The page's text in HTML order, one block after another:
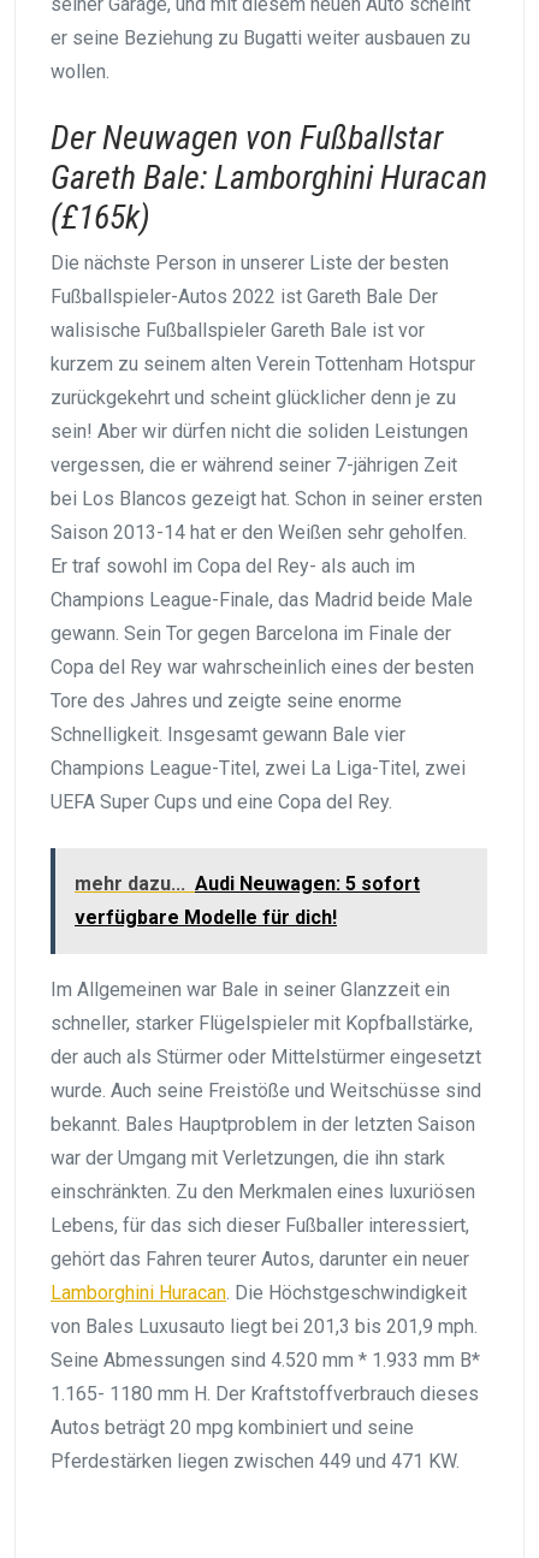
er seine Beziehung zu Bugatti weiter ausbauen zu
wollen.
Der Neuwagen von Fußballstar
Gareth Bale: Lamborghini Huracan
(£165k)
Die nächste Person in unserer Liste der besten
Fußballspieler-Autos 2022 ist Gareth Bale Der
walisische Fußballspieler Gareth Bale ist vor
kurzem zu seinem alten Verein Tottenham Hotspur
zurückgekehrt und scheint glücklicher denn je zu
sein! Aber wir dürfen nicht die soliden Leistungen
vergessen, die er während seiner 7-jährigen Zeit
bei Los Blancos gezeigt hat. Schon in seiner ersten
Saison 2013-14 hat er den Weißen sehr geholfen.
Er traf sowohl im Copa del Rey- als auch im
Champions League-Finale, das Madrid beide Male
gewann. Sein Tor gegen Barcelona im Finale der
Copa del Rey war wahrscheinlich eines der besten
Tore des Jahres und zeigte seine enorme
Schnelligkeit. Insgesamt gewann Bale vier
Champions League-Titel, zwei La Liga-Titel, zwei
UEFA Super Cups und eine Copa del Rey.
mehr dazu... Audi Neuwagen: 5 sofort
verfügbare Modelle für dich!
Im Allgemeinen war Bale in seiner Glanzzeit ein
schneller, starker Flügelspieler mit Kopfballstärke,
der auch als Stürmer oder Mittelstürmer eingesetzt
wurde. Auch seine Freistöße und Weitschüsse sind
bekannt. Bales Hauptproblem in der letzten Saison
war der Umgang mit Verletzungen, die ihn stark
einschränkten. Zu den Merkmalen eines luxuriösen
Lebens, für das sich dieser Fußballer interessiert,
gehört das Fahren teurer Autos, darunter ein neuer
Lamborghini Huracan . Die Höchstgeschwindigkeit
von Bales Luxusauto liegt bei 201,3 bis 201,9 mph.
Seine Abmessungen sind 4.520 mm * 1.933 mm B*
1.165- 1180 mm H. Der Kraftstoffverbrauch dieses
Autos beträgt 20 mpg kombiniert und seine
Pferdestärken liegen zwischen 449 und 471 KW.